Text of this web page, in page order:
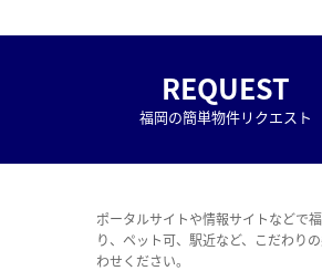
REQUEST
福岡の簡単物件リクエスト
ポータルサイトや情報サイトなどで
り、ペット可、駅近など、こだわり
わせください。